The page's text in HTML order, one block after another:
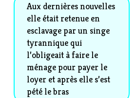
Aux dernières nouvelles
elle était retenue en
esclavage par un singe
tyrannique qui
l’obligeait à faire le
ménage pour payer le
loyer et après elle s’est
pété le bras